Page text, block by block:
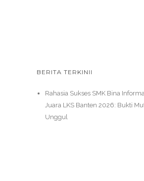
BERITA TERKINII
Rahasia Sukses SMK Bina
Juara LKS Banten 2026: Bukti
Unggul